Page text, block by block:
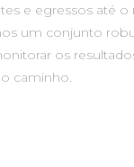
e egressos até
um conjunto
os
caminho.